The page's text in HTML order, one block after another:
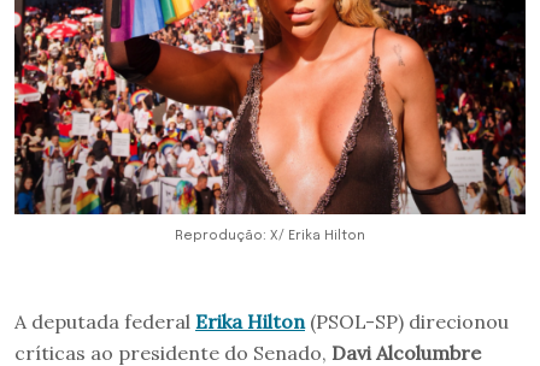
Reprodução: X/ Erika Hilton
A deputada federal Erika Hilton (PSOL-SP) direcionou
críticas ao presidente do Senado, Davi Alcolumbre